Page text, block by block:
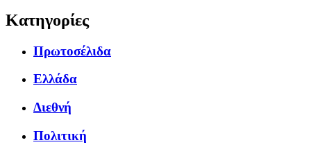
Κατηγορίες
Πρωτοσέλιδα
Ελλάδα
Διεθνή
Πολιτική